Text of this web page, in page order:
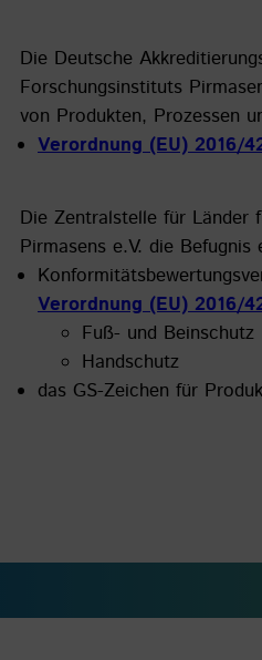
Die Deutsche
Forschungsinstituts
von Produkten, Prozessen
Verordnung (EU) 2016/
Die Zentralstelle für Länder
Pirmasens e.V. die Befugnis
Verordnung (EU) 2016/
Fuß- und Beinschutz
Handschutz
das GS-Zeichen für